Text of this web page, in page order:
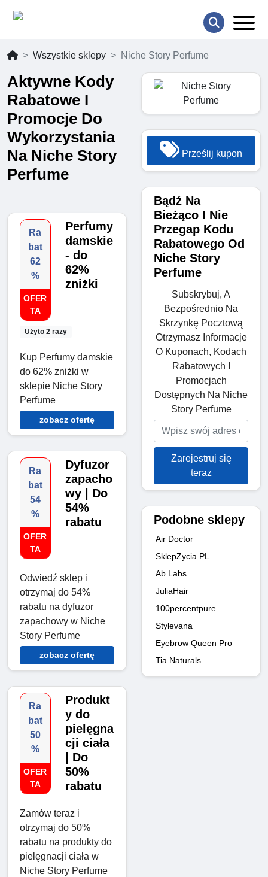
Wszystkie sklepy Niche Story Perfume
Aktywne Kody
Rabatowe I
Promocje Do
Wykorzystania
Na Niche Story
Perfume
Ra
bat
62
%
OFER
TA
Użyto 2 razy
Perfumy
damskie
- do
62%
zniżki
Kup Perfumy damskie
do 62% zniżki w
sklepie Niche Story
Perfume
zobacz ofertę
Ra
bat
54
%
OFER
TA
Dyfuzor
zapacho
wy | Do
54%
rabatu
Odwiedź sklep i
otrzymaj do 54%
rabatu na dyfuzor
zapachowy w Niche
Story Perfume
zobacz ofertę
Ra
bat
50
%
OFER
TA
Produkt
y do
pielęgna
cji ciała
| Do
50%
rabatu
Zamów teraz i
otrzymaj do 50%
rabatu na produkty do
pielęgnacji ciała w
Niche Story Perfume
Prześlij kupon
Bądź Na
Bieżąco I Nie
Przegap Kodu
Rabatowego Od
Niche Story
Perfume
Subskrybuj, A
Bezpośrednio Na
Skrzynkę Pocztową
Otrzymasz Informacje
O Kuponach, Kodach
Rabatowych I
Promocjach
Dostępnych Na Niche
Story Perfume
Zarejestruj się
teraz
Podobne sklepy
Air Doctor
SklepZycia PL
Ab Labs
JuliaHair
100percentpure
Stylevana
Eyebrow Queen Pro
Tia Naturals